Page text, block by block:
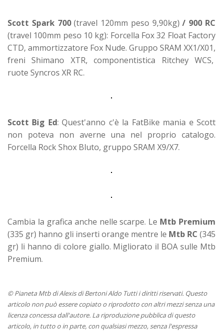
Scott Spark 700(travel 120mm peso 9,90kg) / 900 RC
(travel 100mm peso 10 kg): Forcella Fox 32 Float Factory
CTD, ammortizzatore Fox Nude. Gruppo SRAM XX1/X01,
freni Shimano XTR, componentistica Ritchey WCS,
ruote Syncros XR RC.
Scott Big Ed: Quest'anno c'è la FatBike mania e Scott
non poteva non averne una nel proprio catalogo.
Forcella Rock Shox Bluto, gruppo SRAM X9/X7.
Cambia la grafica anche nelle scarpe. Le Mtb Premium
(335 gr) hanno gli inserti orange mentre le Mtb RC (345
gr) li hanno di colore giallo. Migliorato il BOA sulle Mtb
Premium.
© Pianeta Mtb di Alexis di Bertoni Aldo Tutti i diritti riservati. Questo
articolo non può essere copiato o riprodotto con altri mezzi senza una
licenza concessa dall'autore. La riproduzione pubblica di questo
articolo, in tutto o in parte, con qualsiasi mezzo, senza l'espressa